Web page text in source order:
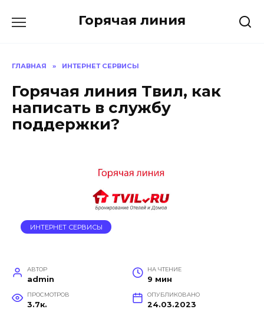
Горячая линия
ГЛАВНАЯ » ИНТЕРНЕТ СЕРВИСЫ
Горячая линия Твил, как
написать в службу
поддержки?
ИНТЕРНЕТ СЕРВИСЫ
АВТОР
admin
НА ЧТЕНИЕ
9 мин
ПРОСМОТРОВ
3.7к.
ОПУБЛИКОВАНО
24.03.2023